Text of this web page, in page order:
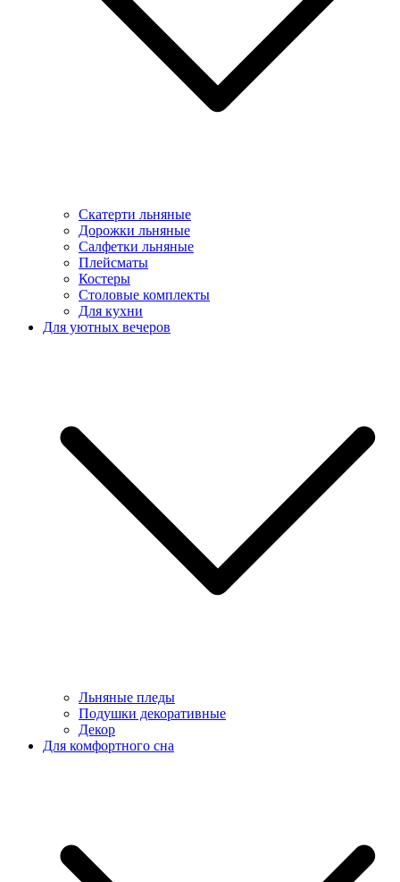
Скатерти льняные
Дорожки льняные
Салфетки льняные
Плейсматы
Костеры
Столовые комплекты
Для кухни
Для уютных вечеров
Льняные пледы
Подушки декоративные
Декор
Для комфортного сна